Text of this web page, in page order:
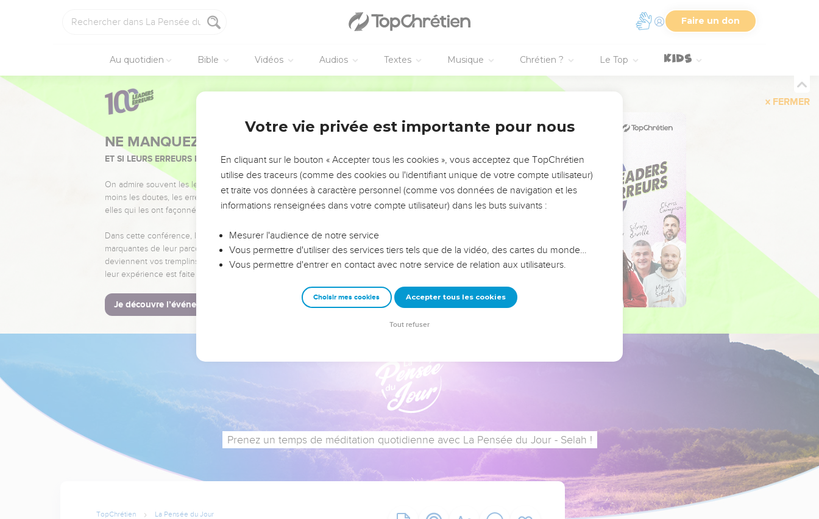
Faire un don
Au quotidien Bible Vidéos Audios Textes Musique Chrétien ? Le Top
FERMER
NE MANQUEZ PAS L’ÉVÉNEMENT DE L’ANNÉE !
ET SI LEURS ERREURS POUVAIENT VOUS ÉVITER LES VOTRES ?
On admire souvent les leaders pour leurs réussites, leur impact, leur foi ou leur vision. Mais on voit
moins les doutes, les erreurs et les saisons difficiles qu'ils ont traversés, alors même que ce sont
elles qui les ont façonnés.
Dans cette conférence, leaders, entrepreneurs, et responsables reviennent sur les erreurs
marquantes de leur parcours et les clés pour avancer avec plus de sagesse afin que leurs erreurs
deviennent vos tremplins. Que vous guidiez un ministère, une équipe, un groupe ou une famille,
leur expérience est faite pour vous.
Je découvre l’événement
Prenez un temps de méditation quotidienne avec La Pensée du Jour - Selah !
TopChrétien La Pensée du Jour
Votre vie privée est importante pour nous
En cliquant sur le bouton « Accepter tous les cookies », vous acceptez que TopChrétien
utilise des traceurs (comme des cookies ou l'identifiant unique de votre compte utilisateur)
et traite vos données à caractère personnel (comme vos données de navigation et les
informations renseignées dans votre compte utilisateur) dans les buts suivants :
Mesurer l'audience de notre service
Vous permettre d'utiliser des services tiers tels que de la vidéo, des cartes du monde…
Vous permettre d'entrer en contact avec notre service de relation aux utilisateurs.
Choisir mes cookies Accepter tous les cookies
Tout refuser